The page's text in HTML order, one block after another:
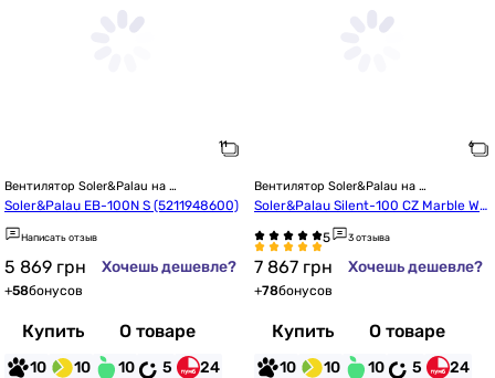
Вентилятор Soler&Palau на
подшипниках
Soler&Palau EB-100N S (5211948600)
Написать отзыв
5 869 грн Хочешь дешевле?
+58бонусов
Купить О товаре
10 10 10 5 24
Вентилятор Soler&Palau на
подшипниках
Soler&Palau Silent-100 CZ Marble Whi
te Design-4C (5210612000)
3 отзыва
7 867 грн Хочешь дешевле?
+78бонусов
Купить О товаре
10 10 10 5 24